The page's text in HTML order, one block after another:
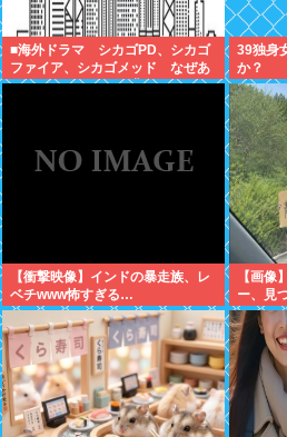
■海外ドラマ シカゴPD、シカゴ
ファイア、シカゴメッド なぜあ
の人は、あそこまで背負うのか
39独身
か？
【衝撃映像】インドの暴走族、レ
ベチwww怖すぎる…
【画像
ー、見